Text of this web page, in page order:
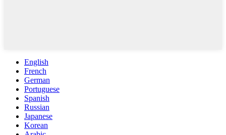
English
French
German
Portuguese
Spanish
Russian
Japanese
Korean